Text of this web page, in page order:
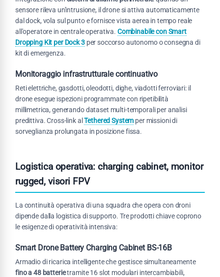
sensore rileva un'intrusione, il drone si attiva automaticamente
dal dock, vola sul punto e fornisce vista aerea in tempo reale
all'operatore in centrale operativa. Combinabile con Smart
Dropping Kit per Dock 3per soccorso autonomo o consegna di
kit di emergenza.
Monitoraggio infrastrutturale continuativo
Reti elettriche, gasdotti, oleodotti, dighe, viadotti ferroviari: il
drone esegue ispezioni programmate con ripetibilità
millimetrica, generando dataset multi-temporali per analisi
predittiva. Cross-link alTethered System per missioni di
sorveglianza prolungata in posizione fissa.
Logistica operativa: charging cabinet, monitor
rugged, visori FPV
La continuità operativa di una squadra che opera con droni
dipende dalla logistica di supporto. Tre prodotti chiave coprono
le esigenze di operatività intensiva:
Smart Drone Battery Charging Cabinet BS-16B
Armadio di ricarica intelligente che gestisce simultaneamente
fino a 48 batterietramite 16 slot modulari intercambiabili,